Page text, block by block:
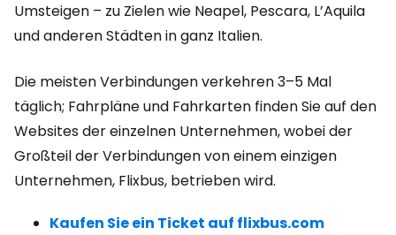
Umsteigen – zu Zielen wie Neapel, Pescara, L’Aquila
und anderen Städten in ganz Italien.
Die meisten Verbindungen verkehren 3–5 Mal
täglich; Fahrpläne und Fahrkarten finden Sie auf den
Websites der einzelnen Unternehmen, wobei der
Großteil der Verbindungen von einem einzigen
Unternehmen, Flixbus, betrieben wird.
Kaufen Sie ein Ticket auf flixbus.com